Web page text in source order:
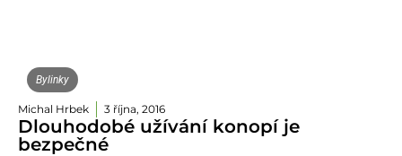
Bylinky
Michal Hrbek 3 října, 2016
Dlouhodobé užívání konopí je
bezpečné